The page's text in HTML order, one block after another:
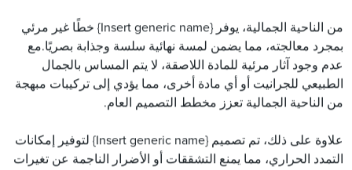
من الناحية الجمالية، يوفر {Insert generic name} خطًا غير مرئي
بمجرد معالجته، مما يضمن لمسة نهائية سلسة وجذابة بصريًا.مع
عدم وجود آثار مرئية للمادة اللاصقة، لا يتم المساس بالجمال
الطبيعي للجرانيت أو أي مادة أخرى، مما يؤدي إلى تركيبات مبهجة
من الناحية الجمالية تعزز مخطط التصميم العام.
علاوة على ذلك، تم تصميم {Insert generic name} لتوفير إمكانات
التمدد الحراري، مما يمنع التشققات أو الأضرار الناجمة عن تغيرات